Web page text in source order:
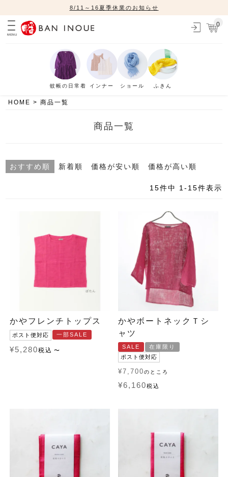
8/11～16夏季休業のお知らせ
MENU
0
蚊帳の日常着 インナー ショール ふきん
HOME 商品一覧
商品一覧
おすすめ順 新着順 価格が安い順 価格が高い順
15件中 1 - 15件表示
かやフレンチトップス
ポスト便対応 一部SALE
¥5,280税込 〜
かやボートネックＴシ
ャツ
SALE
在庫限り
ポスト便対応
¥7,700のところ
¥6,160税込